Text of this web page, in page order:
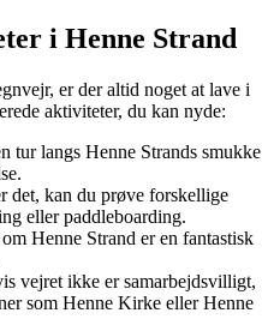
i Henne Strand
er der altid noget at lave i
aktiviteter, du kan nyde:
tur langs Henne Strands smukke
det, kan du prøve forskellige
eller paddleboarding.
Henne Strand er en fantastisk
vejret ikke er samarbejdsvilligt,
som Henne Kirke eller Henne